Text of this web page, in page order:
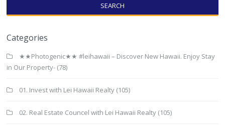
SEARCH
Categories
★★Photogenic★★ #leihawaii – Discover New Hawaii. Enjoy Stay
in Our Property- (78)
01. Invest with Lei Hawaii Realty (105)
02. Real Estate Councel with Lei Hawaii Realty (105)